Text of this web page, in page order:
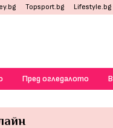
Topsport.bg Lifestyle.bg
Пред огледалото